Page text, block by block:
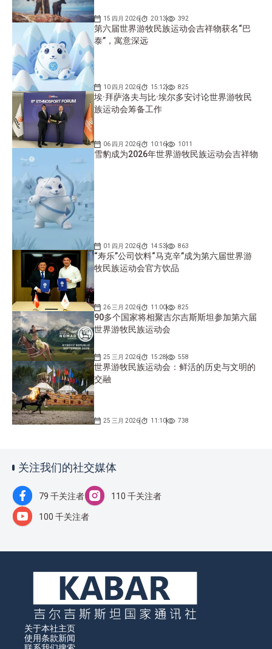
15 四月 2026 20:13 392
第六届世界游牧民族运动会吉祥物获名“巴
泰”，寓意深远
10 四月 2026 15:12 825
埃·拜萨洛夫与比·埃尔多安讨论世界游牧民
族运动会筹备工作
06 四月 2026 10:16 1011
雪豹成为2026年世界游牧民族运动会吉祥物
01 四月 2026 14:53 863
“寿乐”公司饮料“马克辛”成为第六届世界游
牧民族运动会官方饮品
26 三月 2026 11:00 825
90多个国家将相聚吉尔吉斯斯坦参加第六届
世界游牧民族运动会
25 三月 2026 15:28 558
世界游牧民族运动会：鲜活的历史与文明的
交融
25 三月 2026 11:10 738
关注我们的社交媒体
79 千关注者 110 千关注者
100 千关注者
关于本社
使用条款
主页
新闻